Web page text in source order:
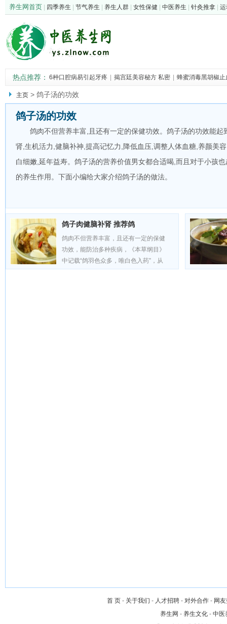
养生网首页 四季养生 节气养生 养生人群 女性保健 中医养生 针灸推拿
热点推荐： 6种口腔病易引起牙疼 揭宫廷美容秘方 私密
蜂蜜消毒黑胡椒
主页 > 鸽子汤的功效
鸽子汤的功效
鸽肉不但营养丰富,且还有一定的保健功效。鸽子汤的功效能起
肾,生机活力,健脑补神,提高记忆力,降低血压,调整人体血糖,养颜美
白细嫩,延年益寿。鸽子汤的营养价值男女都合适喝,而且对于小孩
的养生作用。下面小编给大家介绍鸽子汤的做法。
鸽子肉健脑补肾 推荐鸽
鸽肉不但营养丰富，且还有一定的保健
功效，能防治多种疾病，《本草纲目》
中记载“鸽羽色众多，唯白色入药”，从
首 页 - 关于我们 - 人才招聘 - 对外合作 - 网
养生网 - 养生文化 - 中医